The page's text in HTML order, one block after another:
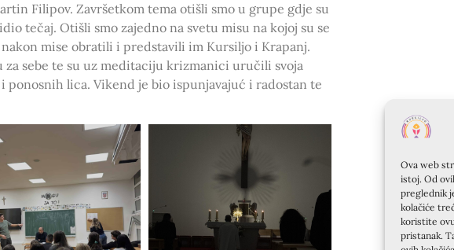
Ova web
istoj. Od
preglednik
kolačiće
koristite
pristanak.
Filipov. Završetkom tema otišli smo u grupe gdje su
tečaj. Otišli smo zajedno na svetu misu na kojoj su se
mise obratili i predstavili im Kursiljo i Krapanj.
sebe te su uz meditaciju krizmanici uručili svoja
ponosnih lica. Vikend je bio ispunjavajuć i radostan te